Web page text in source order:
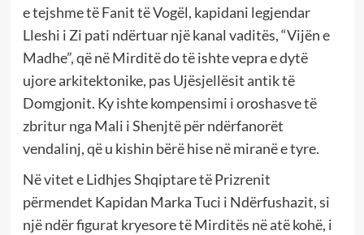
e tejshme të Fanit të Vogël, kapidani legjendar
Lleshi i Zi pati ndërtuar një kanal vaditës, “Vijën e
Madhe”, që në Mirditë do të ishte vepra e dytë
ujore arkitektonike, pas Ujësjellësit antik të
Domgjonit. Ky ishte kompensimi i oroshasve të
zbritur nga Mali i Shenjtë për ndërfanorët
vendalinj, që u kishin bërë hise në miranë e tyre.
Në vitet e Lidhjes Shqiptare të Prizrenit
përmendet Kapidan Marka Tuci i Ndërfushazit, si
një ndër figurat kryesore të Mirditës në atë kohë, i